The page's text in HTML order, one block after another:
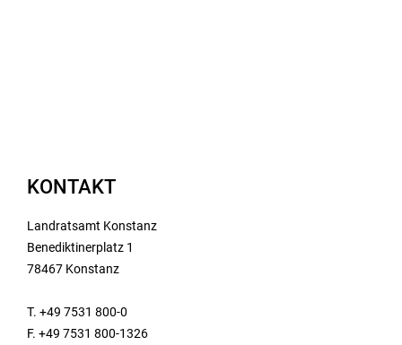
KONTAKT
Landratsamt Konstanz
Benediktinerplatz 1
78467 Konstanz
T. +49 7531 800-0
F. +49 7531 800-1326